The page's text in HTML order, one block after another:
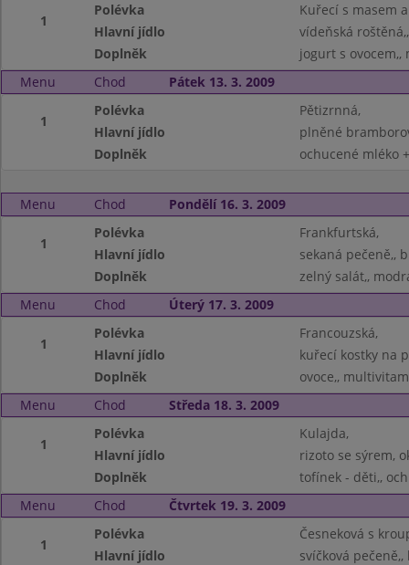
1
Polévka
Kuřecí s masem
Hlavní jídlo
vídeňská
Doplněk
jogurt s
Menu
Chod Pátek 13. 3. 2009
1
Polévka
Pětizrnná,
Hlavní jídlo
plněné
Doplněk
ochucené mléko
Menu Chod Pondělí 16. 3. 2009
1
Polévka
Frankfurtská,
Hlavní jídlo
sekaná pečeně,,
Doplněk
zelný salát,,
Menu
Chod Úterý 17. 3. 2009
1
Polévka
Francouzská,
Hlavní jídlo
kuřecí kostky na
Doplněk
ovoce,,
Menu
Chod Středa 18. 3. 2009
1
Polévka
Kulajda,
Hlavní jídlo
rizoto se sýrem,
Doplněk
tofínek - děti,,
Menu
Chod Čtvrtek 19. 3. 2009
1
Polévka
Česneková s
Hlavní jídlo
svíčková